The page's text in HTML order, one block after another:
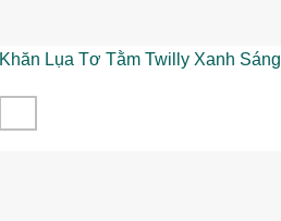
Khăn Lụa Tơ Tằm Twilly Xanh Sáng